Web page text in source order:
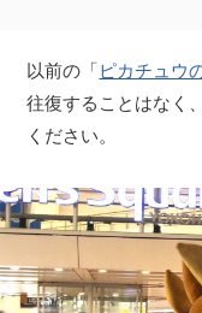
以前の「ピカチュウ
往復することはなく
ください。